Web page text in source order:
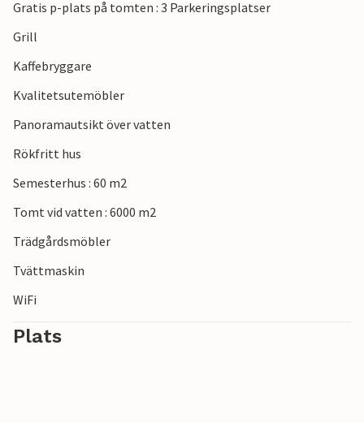
Gratis p-plats på tomten : 3 Parkeringsplatser
Grill
Kaffebryggare
Kvalitetsutemöbler
Panoramautsikt över vatten
Rökfritt hus
Semesterhus : 60 m2
Tomt vid vatten : 6000 m2
Trädgårdsmöbler
Tvättmaskin
WiFi
Plats